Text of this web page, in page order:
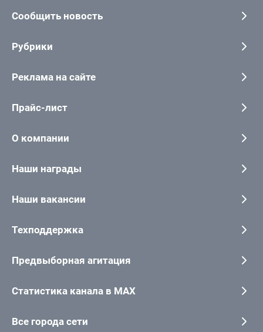
Сообщить новость
Рубрики
Реклама на сайте
Прайс-лист
О компании
Наши награды
Наши вакансии
Техподдержка
Предвыборная агитация
Статистика канала в MAX
Все города сети